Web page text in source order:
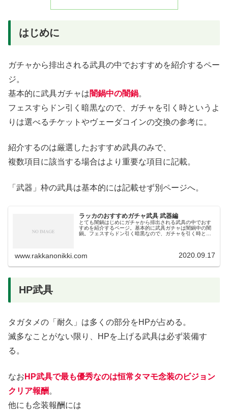
はじめに
ガチャから排出される武具の中でおすすめを紹介するペー
ジ。
基本的に武具ガチャは闇鍋中の闇鍋。
フェスすらドン引く暗黒なので、ガチャを引く時というよ
りは選べるチケットやヴェーダコインの交換の参考に。
紹介するのは厳選したおすすめ武具のみで、
複数項目に該当する場合はより重要な項目に記載。
「武器」枠の武具は基本的には記載せず別ページへ。
ラッカのおすすめガチャ武具 武器編
とても闇鍋はじめにガチャから排出される武具の中でおす
すめを紹介するページ。基本的に武具ガチャは闇鍋中の闇
鍋。フェスすらドン引く暗黒なので、ガチャを引く時とい
www.rakkanonikki.com 2020.09.17
HP武具
タガタメの「耐久」は多くの部分をHPが占める。
滅多なことがない限り、HPを上げる武具は必ず装備す
る。
なお HP武具で最も優秀なのは恒常タマモ念装のビジョン
クリア報酬 。
他にも念装報酬には